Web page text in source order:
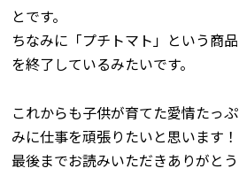
とです。
ちなみに「プチトマト」という商
を終了しているみたいです。
これからも子供が育てた愛情たっ
みに仕事を頑張りたいと思います！
最後までお読みいただきありがと